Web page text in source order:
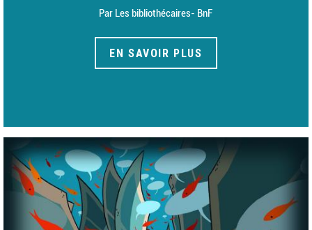
Par Les bibliothécaires- BnF
EN SAVOIR PLUS